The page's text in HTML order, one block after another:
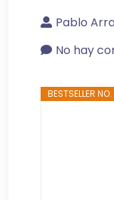
Pablo
No hay
BESTSELLER NO.